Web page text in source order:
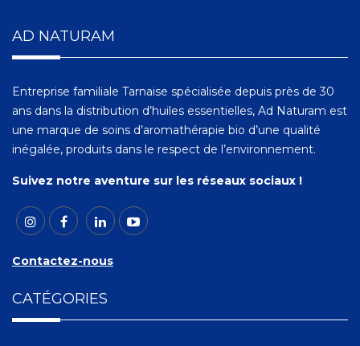
AD NATURAM
Entreprise familiale Tarnaise spécialisée depuis près de 30
ans dans la distribution d’huiles essentielles, Ad Naturam est
une marque de soins d’aromathérapie bio d’une qualité
inégalée, produits dans le respect de l’environnement.
Suivez notre aventure sur les réseaux sociaux !
Contactez-nous
CATÉGORIES